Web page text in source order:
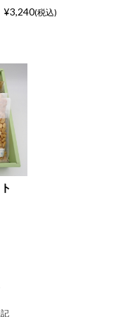
¥3,240(税込)